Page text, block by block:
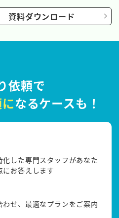
資料ダウンロード
依頼で
なるケースも！
した専門スタッフがあなた
にお答えします
わせ、最適なプランをご案内